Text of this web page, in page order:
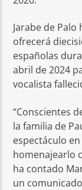
Jarabe de
ofrecerá
españolas
abril de 2024
vocalista
“Conscientes
la familia de
espectáculo
homenajearlo
ha contado
un